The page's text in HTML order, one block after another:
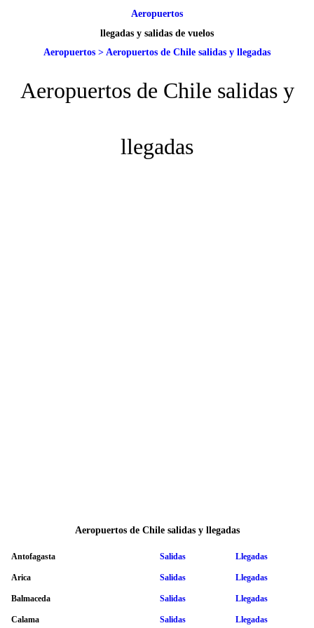
Aeropuertos
llegadas y salidas de vuelos
Aeropuertos > Aeropuertos de Chile salidas y llegadas
Aeropuertos de Chile salidas y
llegadas
Aeropuertos de Chile salidas y llegadas
Antofagasta Salidas Llegadas
Arica Salidas Llegadas
Balmaceda Salidas Llegadas
Calama Salidas Llegadas